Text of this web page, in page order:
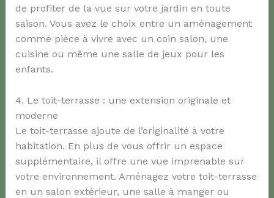
de profiter de la vue sur votre jardin en toute
saison. Vous avez le choix entre un aménagement
comme pièce à vivre avec un coin salon, une
cuisine ou même une salle de jeux pour les
enfants.
4. Le toit-terrasse : une extension originale et
moderne
Le toit-terrasse ajoute de l’originalité à votre
habitation. En plus de vous offrir un espace
supplémentaire, il offre une vue imprenable sur
votre environnement. Aménagez votre toit-terrasse
en un salon extérieur, une salle à manger ou